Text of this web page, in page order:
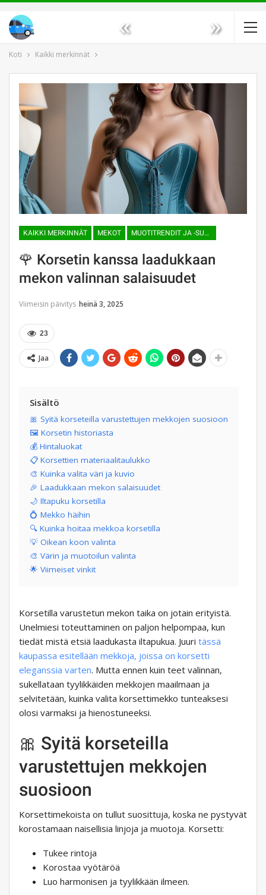
« »
Koti Kaikki merkinnät
KAIKKI MERKINNÄT MEKOT MUOTITRENDIT JA -SUUNTAUKSET
🌹 Korsetin kanssa laadukkaan
mekon valinnan salaisuudet
Viimeisin päivitys heinä 3, 2025
23
Jaa
Sisältö
🎀 Syitä korseteilla varustettujen mekkojen suosioon
🖼️ Korsetin historiasta
💰 Hintaluokat
📋 Korsettien materiaalitaulukko
🎨 Kuinka valita väri ja kuvio
🎉 Laadukkaan mekon salaisuudet
🌙 Iltapuku korsetilla
💍 Mekko häihin
🔍 Kuinka hoitaa mekkoa korsetilla
💡 Oikean koon valinta
🎨 Värin ja muotoilun valinta
🌟 Viimeiset vinkit
Korsetilla varustetun mekon taika on jotain erityistä.
Unelmiesi toteuttaminen on paljon helpompaa, kun
tiedät mistä etsiä laadukasta iltapukua. Juuri tässä
kaupassa esitellään mekkoja, joissa on korsetti
eleganssia varten. Mutta ennen kuin teet valinnan,
sukellataan tyylikkäiden mekkojen maailmaan ja
selvitetään, kuinka valita korsettimekko tunteaksesi
olosi varmaksi ja hienostuneeksi.
🎀 Syitä korseteilla
varustettujen mekkojen
suosioon
Korsettimekoista on tullut suosittuja, koska ne pystyvät
korostamaan naisellisia linjoja ja muotoja. Korsetti:
Tukee rintoja
Korostaa vyötäröä
Luo harmonisen ja tyylikkään ilmeen.